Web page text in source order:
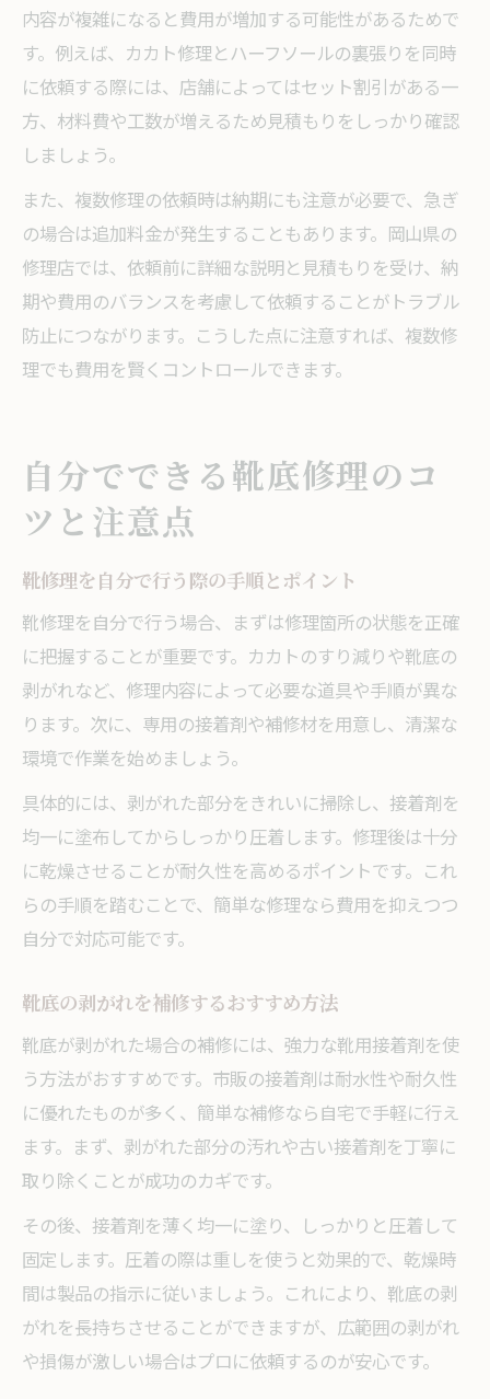
内容が複雑になると費用が増加する可能性があるためで
す。例えば、カカト修理とハーフソールの裏張りを同時
に依頼する際には、店舗によってはセット割引がある一
方、材料費や工数が増えるため見積もりをしっかり確認
しましょう。
また、複数修理の依頼時は納期にも注意が必要で、急ぎ
の場合は追加料金が発生することもあります。岡山県の
修理店では、依頼前に詳細な説明と見積もりを受け、納
期や費用のバランスを考慮して依頼することがトラブル
防止につながります。こうした点に注意すれば、複数修
理でも費用を賢くコントロールできます。
自分でできる靴底修理のコ
ツと注意点
靴修理を自分で行う際の手順とポイント
靴修理を自分で行う場合、まずは修理箇所の状態を正確
に把握することが重要です。カカトのすり減りや靴底の
剥がれなど、修理内容によって必要な道具や手順が異な
ります。次に、専用の接着剤や補修材を用意し、清潔な
環境で作業を始めましょう。
具体的には、剥がれた部分をきれいに掃除し、接着剤を
均一に塗布してからしっかり圧着します。修理後は十分
に乾燥させることが耐久性を高めるポイントです。これ
らの手順を踏むことで、簡単な修理なら費用を抑えつつ
自分で対応可能です。
靴底の剥がれを補修するおすすめ方法
靴底が剥がれた場合の補修には、強力な靴用接着剤を使
う方法がおすすめです。市販の接着剤は耐水性や耐久性
に優れたものが多く、簡単な補修なら自宅で手軽に行え
ます。まず、剥がれた部分の汚れや古い接着剤を丁寧に
取り除くことが成功のカギです。
その後、接着剤を薄く均一に塗り、しっかりと圧着して
固定します。圧着の際は重しを使うと効果的で、乾燥時
間は製品の指示に従いましょう。これにより、靴底の剥
がれを長持ちさせることができますが、広範囲の剥がれ
や損傷が激しい場合はプロに依頼するのが安心です。